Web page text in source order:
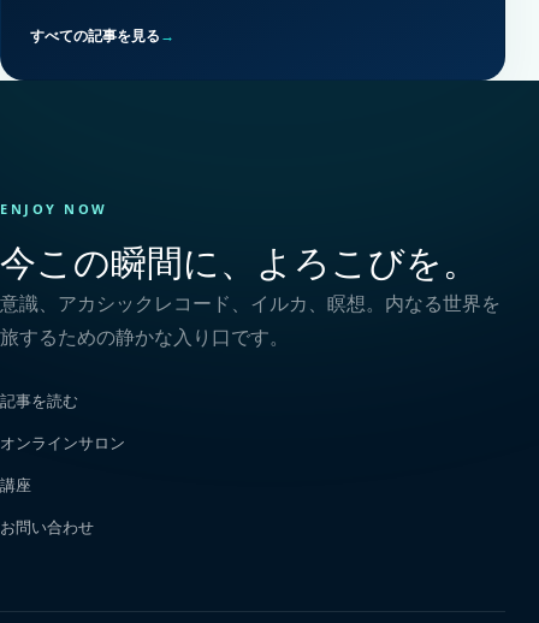
すべての記事を見る→
ENJOY NOW
今この瞬間に、よろこびを。
意識、アカシックレコード、イルカ、瞑想。内なる世界を
旅するための静かな入り口です。
記事を読む
オンラインサロン
講座
お問い合わせ